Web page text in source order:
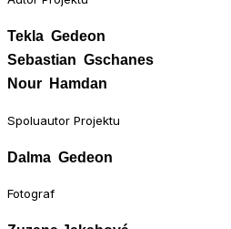
Tekla Gedeon
Sebastian Gschanes
Nour Hamdan
Spoluautor Projektu
Dalma Gedeon
Fotograf